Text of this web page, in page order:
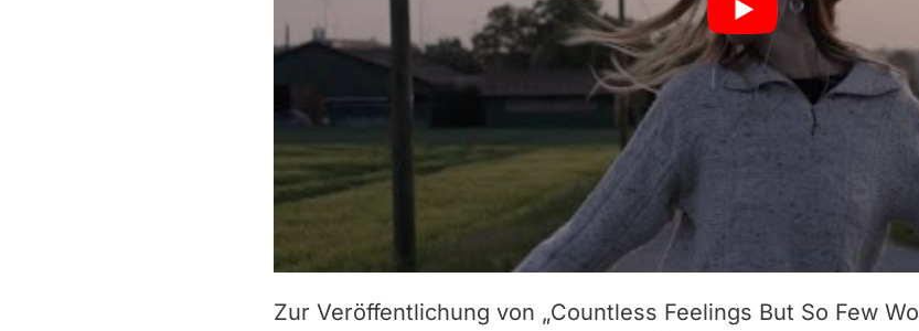
Zur Veröffentlichung von „Countless Feelings But So Few